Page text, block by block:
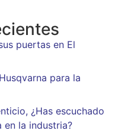
puertas en El
para la
¿Has escuchado
en la industria?